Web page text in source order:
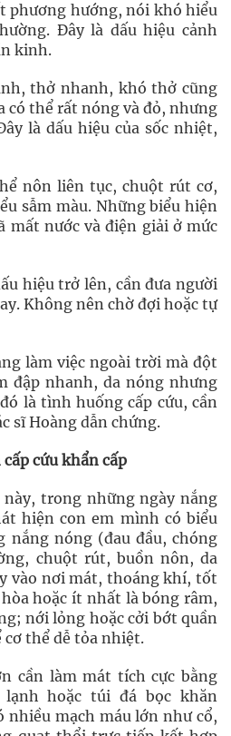
phương hướng, nói khó hiểu
Đây là dấu hiệu cảnh
kinh.
thở nhanh, khó thở cũng
có thể rất nóng và đỏ, nhưng
là dấu hiệu của sốc nhiệt,
nôn liên tục, chuột rút cơ,
sẫm màu. Những biểu hiện
mất nước và điện giải ở mức
hiệu trở lên, cần đưa người
Không nên chờ đợi hoặc tự
làm việc ngoài trời mà đột
đập nhanh, da nóng nhưng
là tình huống cấp cứu, cần
sĩ Hoàng dẫn chứng.
cứu khẩn cấp
này, trong những ngày nắng
hiện con em mình có biểu
nóng (đau đầu, chóng
chuột rút, buồn nôn, da
vào nơi mát, thoáng khí, tốt
hoặc ít nhất là bóng râm,
nới lỏng hoặc cởi bớt quần
cơ thể dễ tỏa nhiệt.
cần làm mát tích cực bằng
hoặc túi đá bọc khăn
nhiều mạch máu lớn như cổ,